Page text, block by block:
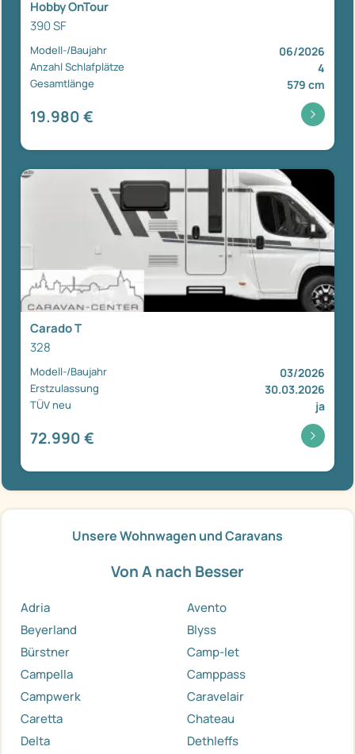
Hobby OnTour
390 SF
Modell-/Baujahr 06/2026
Anzahl Schlafplätze 4
Gesamtlänge 579 cm
19.980 €
Carado T
328
Modell-/Baujahr 03/2026
Erstzulassung 30.03.2026
TÜV neu ja
72.990 €
Unsere Wohnwagen und Caravans
Von A nach Besser
Adria
Avento
Beyerland
Blyss
Bürstner
Camp-let
Campella
Camppass
Campwerk
Caravelair
Caretta
Chateau
Delta
Dethleffs